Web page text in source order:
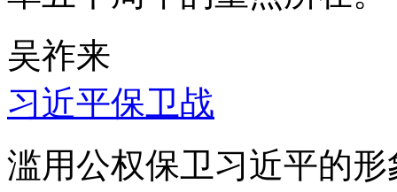
吴祚来
习近平保卫战
滥用公权保卫习近平的